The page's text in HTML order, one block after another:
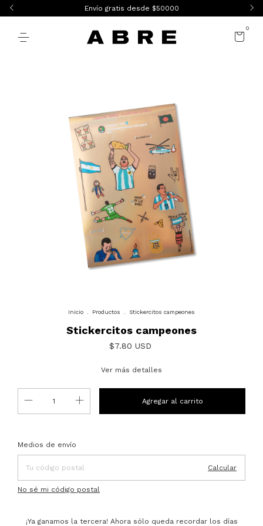
Envío gratis desde $50000
0
Inicio Productos Stickercitos campeones
Stickercitos campeones
$7.80 USD
Ver más detalles
Entregas para el CP:
Medios de envío
Calcular
No sé mi código postal
¡Ya ganamos la tercera! Ahora sólo queda recordar los días